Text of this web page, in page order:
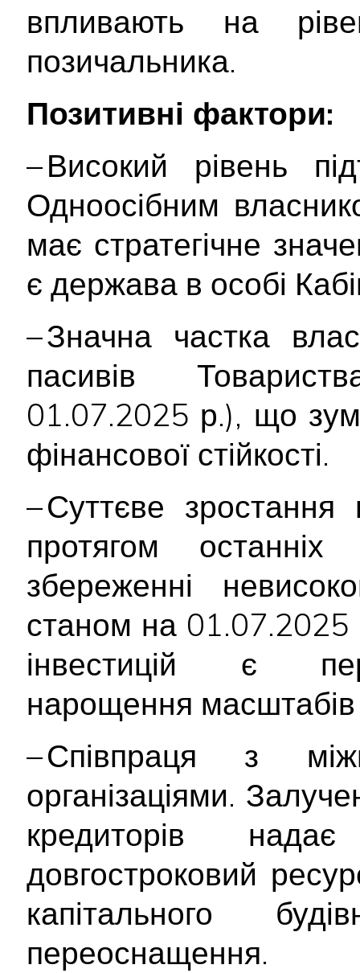
впливають на
позичальника.
Позитивні фактори:
– Високий рівень
Одноосібним
має стратегічне
є держава в особі
– Значна частка
пасивів
01.07.2025 р.), що
фінансової стійкості.
– Суттєве зростання
протягом
збереженні
станом на 01.07.2025
інвестицій є
нарощення масштабів
– Співпраця з
організаціями.
кредиторів
довгостроковий
капітального
переоснащення.